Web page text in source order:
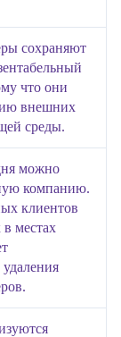
сохраняют
что они
внешних
среды.
можно
компанию.
клиентов
местах